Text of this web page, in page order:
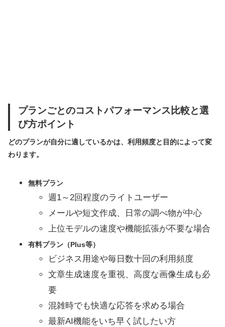
プランごとのコストパフォーマンス比較と選
び方ポイント
どのプランが自分に適しているかは、利用頻度と目的によって変
わります。
無料プラン
週1～2回程度のライトユーザー
メールや短文作成、日常の調べ物が中心
上位モデルの速度や機能拡張が不要な場合
有料プラン（Plus等）
ビジネス用途や毎日数十回の利用頻度
文章生成速度を重視、高度な画像生成も必
要
混雑時でも快適な応答を求める場合
最新AI機能をいち早く試したい方